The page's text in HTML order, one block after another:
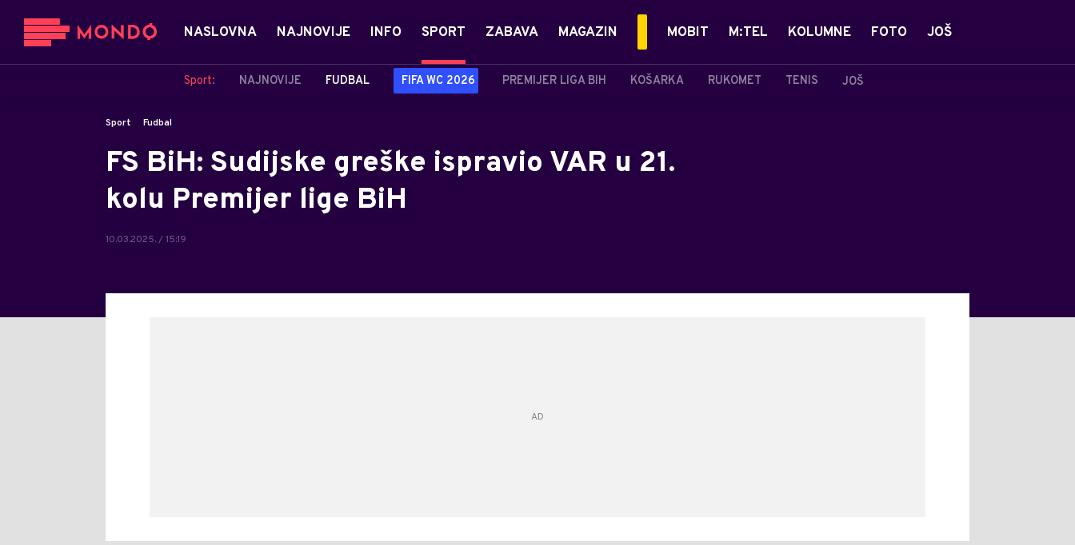
NASLOVNA NAJNOVIJE INFO SPORT
Sport: NAJNOVIJE FUDBAL FIFA WC 2026 PREMIJER LIGA BIH KOŠARKA RUKOMET TENIS JOŠ
ZABAVA MAGAZIN MOBIT M:TEL KOLUMNE FOTO JOŠ
Sport Fudbal
FS BiH: Sudijske greške ispravio VAR u 21.
kolu Premijer lige BiH
10.03.2025. / 15:19